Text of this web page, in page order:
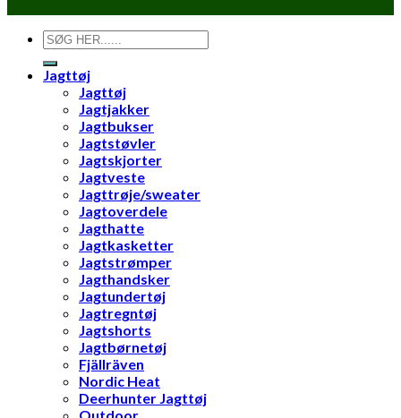
Søg
efter:
Jagttøj
Jagttøj
Jagtjakker
Jagtbukser
Jagtstøvler
Jagtskjorter
Jagtveste
Jagttrøje/sweater
Jagtoverdele
Jagthatte
Jagtkasketter
Jagtstrømper
Jagthandsker
Jagtundertøj
Jagtregntøj
Jagtshorts
Jagtbørnetøj
Fjällräven
Nordic Heat
Deerhunter Jagttøj